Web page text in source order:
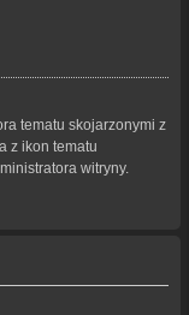
tematu skojarzonymi z
z ikon tematu
witryny.